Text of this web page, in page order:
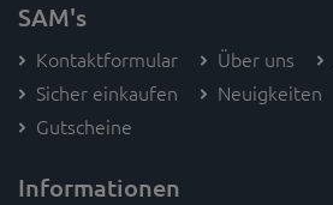
SAM's
Kontaktformular Über uns
Sicher einkaufen
Neuigkeiten
Gutscheine
Informationen